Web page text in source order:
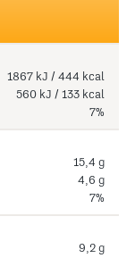
1867 kJ / 444 kcal
560 kJ / 133 kcal
7%
15,4 g
4,6 g
7%
9,2 g